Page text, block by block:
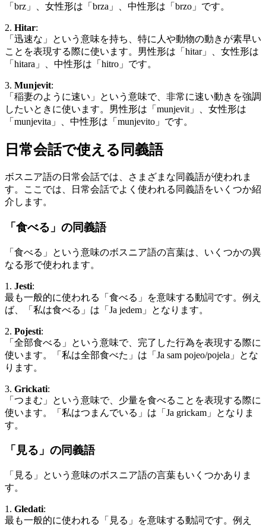
「brz」、女性形は「brza」、中性形は「brzo」です。
2. Hitar:
「迅速な」という意味を持ち、特に人や動物の動きが素早い
ことを表現する際に使います。男性形は「hitar」、女性形は
「hitara」、中性形は「hitro」です。
3. Munjevit:
「稲妻のように速い」という意味で、非常に速い動きを強調
したいときに使います。男性形は「munjevit」、女性形は
「munjevita」、中性形は「munjevito」です。
日常会話で使える同義語
ボスニア語の日常会話では、さまざまな同義語が使われま
す。ここでは、日常会話でよく使われる同義語をいくつか紹
介します。
「食べる」の同義語
「食べる」という意味のボスニア語の言葉は、いくつかの異
なる形で使われます。
1. Jesti:
最も一般的に使われる「食べる」を意味する動詞です。例え
ば、「私は食べる」は「Ja jedem」となります。
2. Pojesti:
「全部食べる」という意味で、完了した行為を表現する際に
使います。「私は全部食べた」は「Ja sam pojeo/pojela」とな
ります。
3. Grickati:
「つまむ」という意味で、少量を食べることを表現する際に
使います。「私はつまんでいる」は「Ja grickam」となりま
す。
「見る」の同義語
「見る」という意味のボスニア語の言葉もいくつかありま
す。
1. Gledati:
最も一般的に使われる「見る」を意味する動詞です。例え